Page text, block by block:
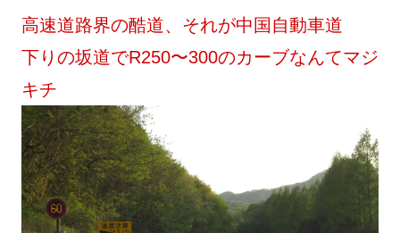
高速道路界の酷道、それが中国自動車道
下りの坂道でR250〜300のカーブなんてマジ
キチ